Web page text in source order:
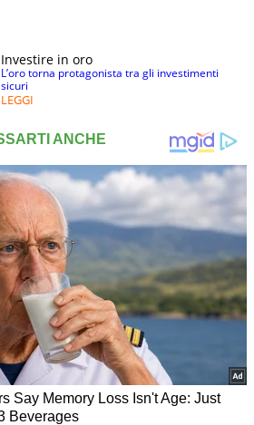
Investire in oro
L’oro torna protagonista tra gli investimenti
sicuri
LEGGI